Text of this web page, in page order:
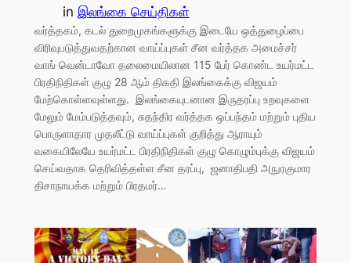
in இலங்கை செய்திகள்
வர்த்தகம், கடல் துறைமுகங்களுக்கு இடையே ஒத்துழைப்பை
விரிவுபடுத்துவதற்கான வாய்ப்புகள் சீன வர்த்தக அமைச்சர்
வாங் வென்டாவோ தலைமையிலான 115 பேர் கொண்ட உயர்மட்ட
பிரதிநிதிகள் குழு 28 ஆம் திகதி இலங்கைக்கு விஜயம்
மேற்கொள்ளவுள்ளது. இலங்கையுடனான இருதரப்பு உறவுகளை
மேலும் மேம்படுத்தவும், சுதந்திர வர்த்தக ஒப்பந்தம் மற்றும் புதிய
பொருளாதார முதலீட்டு வாய்ப்புகள் குறித்து ஆராயும்
வகையிலேயே உயர்மட்ட பிரதிநிதிகள் குழு கொழும்புக்கு விஜயம்
செய்வதாக தெரிவித்தள்ள சீன தரப்பு, ஜனாதிபதி அநுரகுமார
திசாநாயக்க மற்றும் பிரதமர்…